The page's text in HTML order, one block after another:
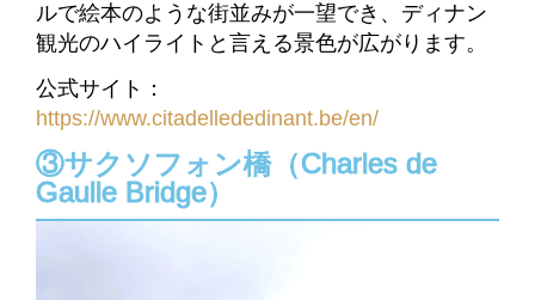
ルで絵本のような街並みが一望でき、ディナン
観光のハイライトと言える景色が広がります。
公式サイト：
https://www.citadellededinant.be/en/
③サクソフォン橋（Charles de
Gaulle Bridge）